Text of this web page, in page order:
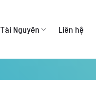
Tài Nguyên Liên hệ